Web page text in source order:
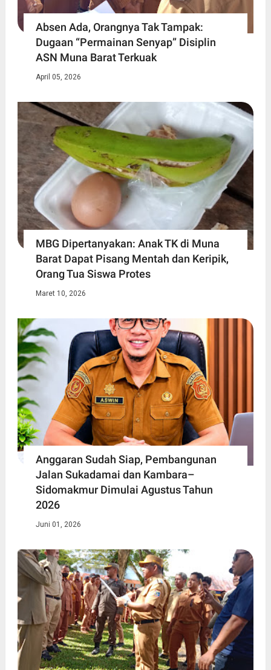
Absen Ada, Orangnya Tak Tampak:
Dugaan “Permainan Senyap” Disiplin
ASN Muna Barat Terkuak
April 05, 2026
MBG Dipertanyakan: Anak TK di Muna
Barat Dapat Pisang Mentah dan Keripik,
Orang Tua Siswa Protes
Maret 10, 2026
Anggaran Sudah Siap, Pembangunan
Jalan Sukadamai dan Kambara–
Sidomakmur Dimulai Agustus Tahun
2026
Juni 01, 2026